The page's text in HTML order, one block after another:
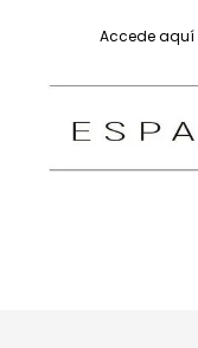
Accede aquí